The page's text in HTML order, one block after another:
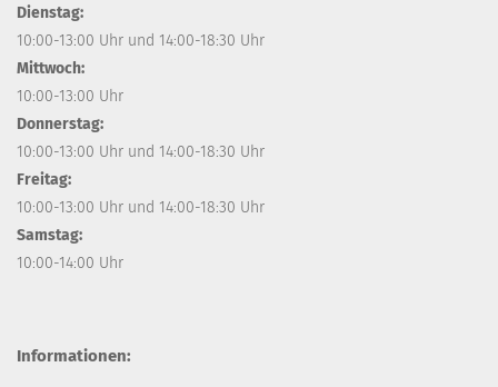
Dienstag:
10:00-13:00 Uhr und 14:00-18:30 Uhr
Mittwoch:
10:00-13:00 Uhr
Donnerstag:
10:00-13:00 Uhr und 14:00-18:30 Uhr
Freitag:
10:00-13:00 Uhr und 14:00-18:30 Uhr
Samstag:
10:00-14:00 Uhr
Informationen: